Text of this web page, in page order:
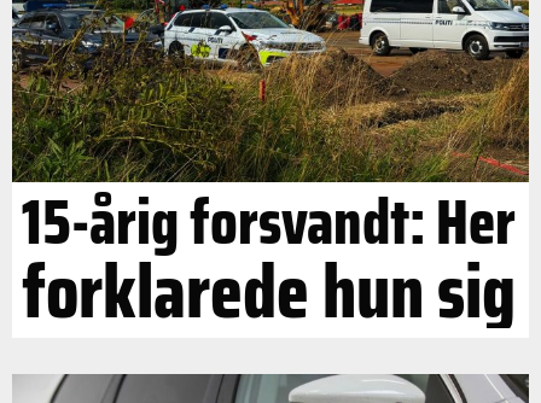
15-årig forsvandt: Her
forklarede hun sig